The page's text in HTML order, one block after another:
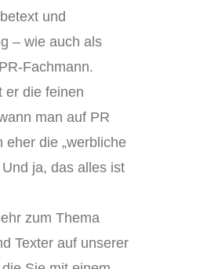
und
– wie auch als
Fachmann.
er die feinen
man auf PR
eher die „werbliche
ja, das alles ist
zum Thema
Texter auf unserer